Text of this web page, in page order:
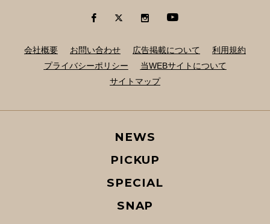
会社概要 お問い合わせ 広告掲載について
利用規約
プライバシーポリシー
当WEBサイトについて
サイトマップ
NEWS
PICKUP
SPECIAL
SNAP